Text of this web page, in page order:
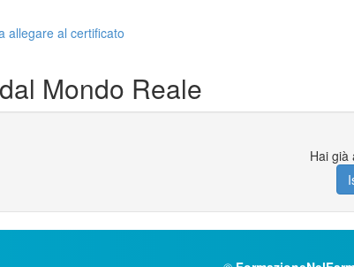
allegare al certificato
Mondo Reale
Hai già